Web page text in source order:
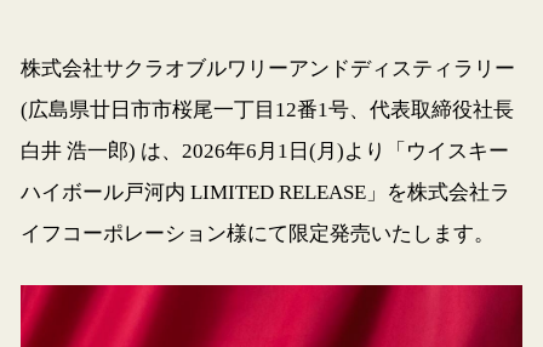
株式会社サクラオブルワリーアンドディスティラリー
(広島県廿日市市桜尾一丁目12番1号、代表取締役社長
白井 浩一郎) は、2026年6月1日(月)より「ウイスキー
ハイボール戸河内 LIMITED RELEASE」を株式会社ラ
イフコーポレーション様にて限定発売いたします。